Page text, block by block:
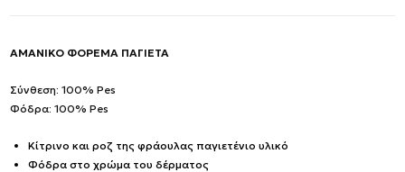
ΑΜΑΝΙΚΟ ΦΟΡΕΜΑ ΠΑΓΙΕΤΑ
Σύνθεση: 100% Pes
Φόδρα: 100% Pes
Κίτρινο και ροζ της φράουλας παγιετένιο υλικό
Φόδρα στο χρώμα του δέρματος